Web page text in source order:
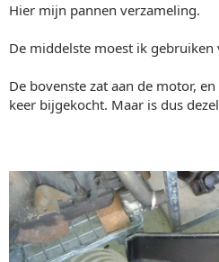
Hier mijn pannen verzameling.
De middelste moest ik gebruiken
De bovenste zat aan de motor,
keer bijgekocht. Maar is dus